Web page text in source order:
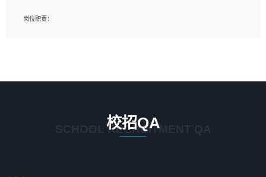
1、艺术设计类相关专业；（其中需求分析顾问不限专业）
岗位职责：
2. 熟悉 前端常用框架, 能独立完成设计给予的 UI 效果;
3. 有良好的代码习惯, 低级错误出现频率低;
校招QA
SCHOOL RECRUITMENT QA